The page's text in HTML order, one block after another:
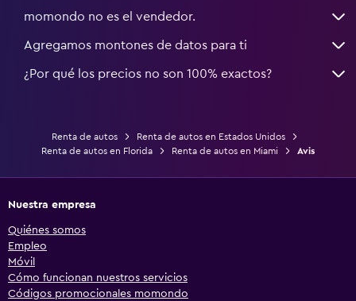
momondo no es el vendedor.
Agregamos montones de datos para ti
¿Por qué los precios no son 100% exactos?
Renta de autos
Renta de autos en Estados Unidos
Renta de autos en Florida
Renta de autos en Miami Avis
Nuestra empresa
Quiénes somos
Empleo
Móvil
Cómo funcionan nuestros servicios
Códigos promocionales momondo